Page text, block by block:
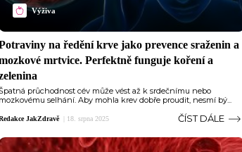
Výživa
na ředění krve jako prevence sraženin a
mrtvice. Perfektně funguje koření a
průchodnost cév může vést až k srdečnímu nebo
mozkovému selhání. Aby mohla krev dobře proudit, nesmí bý...
JakZdravě 18. srpna 2025 ČÍST DÁLE